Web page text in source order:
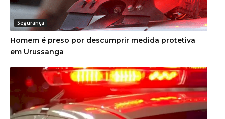
Segurança
Homem é preso por descumprir medida protetiva
em Urussanga